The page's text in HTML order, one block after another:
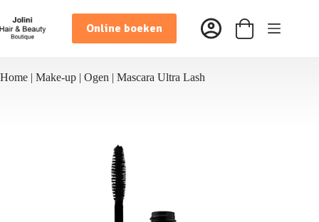
naar
de
inhoud
Online boeken Winkelwagen
Home | Make-up | Ogen | Mascara Ultra Lash